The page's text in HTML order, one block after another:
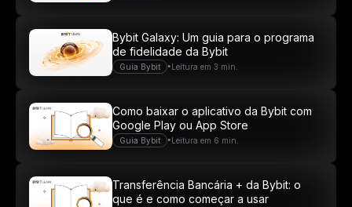
Guia Bybit • Leitura em 3 min.
Bybit Galaxy: Um guia para o programa
de fidelidade da Bybit
Guia Bybit • Leitura em 6 min.
Como baixar o aplicativo da Bybit com
Google Play ou App Store
Transferência Bancária + da Bybit: o
que é e como começar a usar